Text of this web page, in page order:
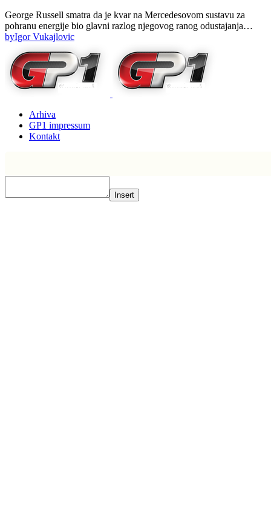
George Russell smatra da je kvar na Mercedesovom sustavu za
pohranu energije bio glavni razlog njegovog ranog odustajanja…
byIgor Vukajlovic
Arhiva
GP1 impressum
Kontakt
Insert